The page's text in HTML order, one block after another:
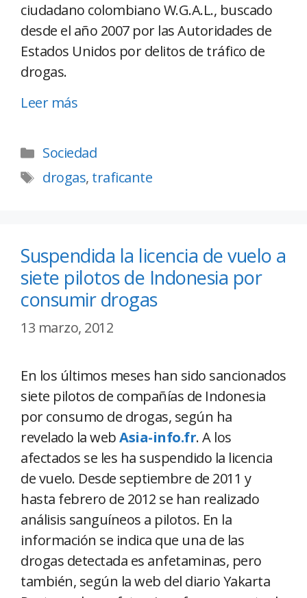
ciudadano colombiano W.G.A.L., buscado
desde el año 2007 por las Autoridades de
Estados Unidos por delitos de tráfico de
drogas.
Leer más
Sociedad
drogas, traficante
Suspendida la licencia de vuelo a
siete pilotos de Indonesia por
consumir drogas
13 marzo, 2012
En los últimos meses han sido sancionados
siete pilotos de compañías de Indonesia
por consumo de drogas, según ha
revelado la webAsia-info.fr. A los
afectados se les ha suspendido la licencia
de vuelo. Desde septiembre de 2011 y
hasta febrero de 2012 se han realizado
análisis sanguíneos a pilotos. En la
información se indica que una de las
drogas detectada es anfetaminas, pero
también, según la web del diario Yakarta